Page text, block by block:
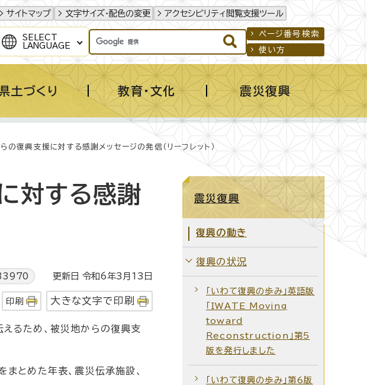
サイトマップ 文字サイズ・配色の変更 アクセシビリティ閲覧支援ツール
SELECT
LANGUAGE
ページ番号検索
使い方
土づくり 教育・文化 震災復興
復興支援に対する感謝メッセージの発信（リーフレット）
対する感謝
更新日 令和6年3月13日
印刷 大きな文字で印刷
るため、被災地からの復興支
とめた年表、震災伝承施設、
震災復興
復興の動き
復興の状況
「いわて復興の歩み」英語版
「IWATE Moving
toward
Reconstruction」第5
版を発行しました
「いわて復興の歩み」第6版